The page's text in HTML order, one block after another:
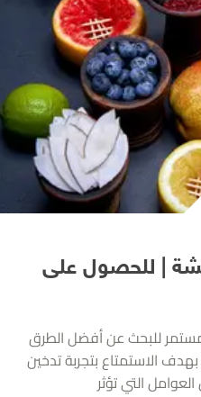
| للحصول على
للبحث عن أفضل الطرق
بتجربة تدخين
التي تؤثر